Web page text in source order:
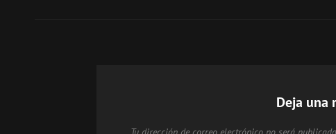
Deja una